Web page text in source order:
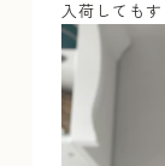
入荷しても